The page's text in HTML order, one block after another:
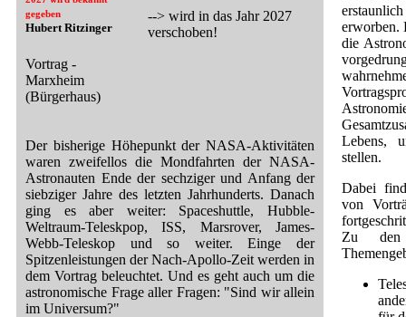
gegeben
Hubert Ritzinger
Vortrag -
Marxheim
(Bürgerhaus)
--> wird in das Jahr 2027
verschoben!
Der bisherige Höhepunkt der NASA-Aktivitäten
waren zweifellos die Mondfahrten der NASA-
Astronauten Ende der sechziger und Anfang der
siebziger Jahre des letzten Jahrhunderts. Danach
ging es aber weiter: Spaceshuttle, Hubble-
Weltraum-Teleskpop, ISS, Marsrover, James-
Webb-Teleskop und so weiter. Einge der
Spitzenleistungen der Nach-Apollo-Zeit werden in
dem Vortrag beleuchtet. Und es geht auch um die
astronomische Frage aller Fragen: "Sind wir allein
im Universum?"
erworben.
die
Lebens,
stellen.
Dabei
von
Zu den